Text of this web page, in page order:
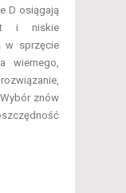
D osiągają
i niskie
w sprzęcie
wiernego,
znów